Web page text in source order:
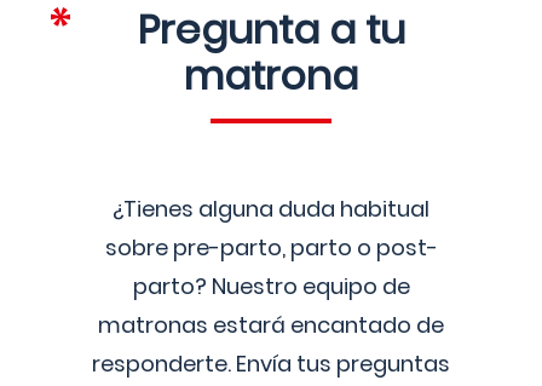
Pregunta a tu
matrona
¿Tienes alguna duda habitual
sobre pre-parto, parto o post-
parto? Nuestro equipo de
matronas estará encantado de
responderte. Envía tus preguntas